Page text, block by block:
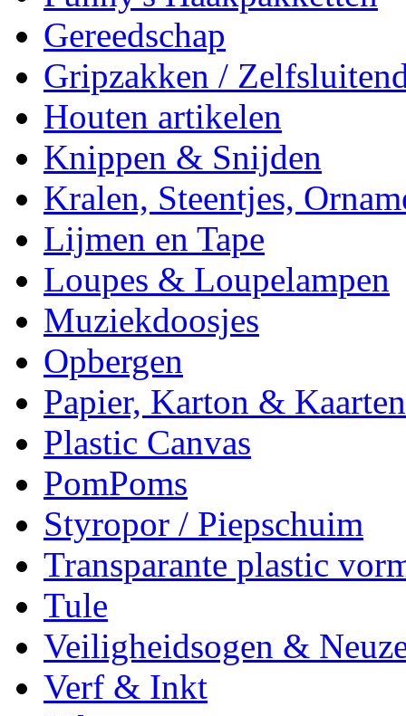
Gereedschap
Gripzakken /
Houten artikelen
Knippen & Snijden
Kralen, Steentjes,
Lijmen en Tape
Loupes & Loupelampen
Muziekdoosjes
Opbergen
Papier, Karton & Kaarten
Plastic Canvas
PomPoms
Styropor / Piepschuim
Transparante plastic
Tule
Veiligheidsogen &
Verf & Inkt